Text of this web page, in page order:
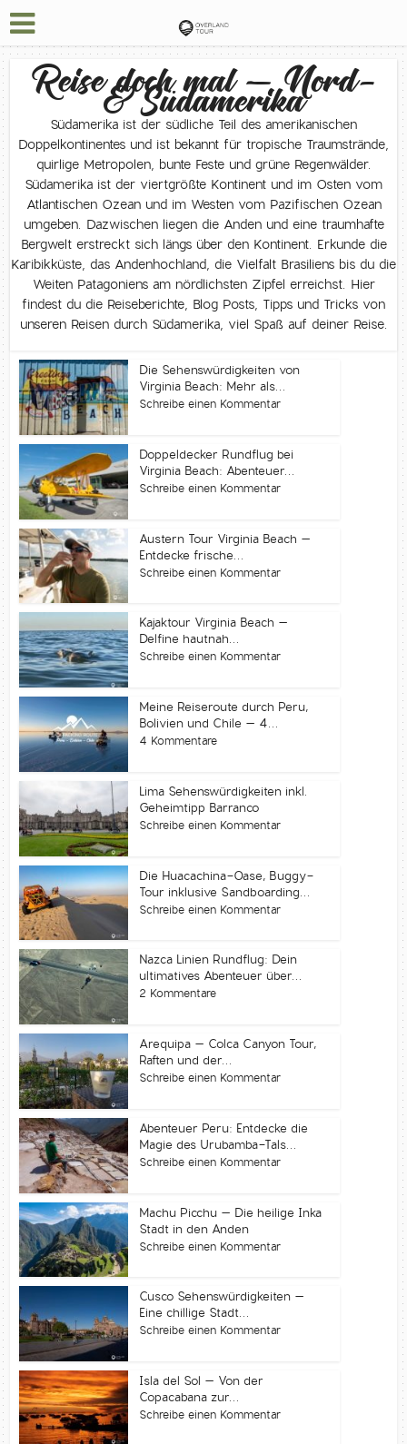
Reise doch mal – Nord-
& Südamerika
Südamerika ist der südliche Teil des amerikanischen
Doppelkontinentes und ist bekannt für tropische Traumstrände,
quirlige Metropolen, bunte Feste und grüne Regenwälder.
Südamerika ist der viertgrößte Kontinent und im Osten vom
Atlantischen Ozean und im Westen vom Pazifischen Ozean
umgeben. Dazwischen liegen die Anden und eine traumhafte
Bergwelt erstreckt sich längs über den Kontinent. Erkunde die
Karibikküste, das Andenhochland, die Vielfalt Brasiliens bis du die
Weiten Patagoniens am nördlichsten Zipfel erreichst. Hier
findest du die Reiseberichte, Blog Posts, Tipps und Tricks von
unseren Reisen durch Südamerika, viel Spaß auf deiner Reise.
Die Sehenswürdigkeiten von
Virginia Beach: Mehr als...
Schreibe einen Kommentar
Doppeldecker Rundflug bei
Virginia Beach: Abenteuer...
Schreibe einen Kommentar
Austern Tour Virginia Beach –
Entdecke frische...
Schreibe einen Kommentar
Kajaktour Virginia Beach –
Delfine hautnah...
Schreibe einen Kommentar
Meine Reiseroute durch Peru,
Bolivien und Chile – 4...
4 Kommentare
Lima Sehenswürdigkeiten inkl.
Geheimtipp Barranco
Schreibe einen Kommentar
Die Huacachina-Oase, Buggy-
Tour inklusive Sandboarding...
Schreibe einen Kommentar
Nazca Linien Rundflug: Dein
ultimatives Abenteuer über...
2 Kommentare
Arequipa – Colca Canyon Tour,
Raften und der...
Schreibe einen Kommentar
Abenteuer Peru: Entdecke die
Magie des Urubamba-Tals...
Schreibe einen Kommentar
Machu Picchu – Die heilige Inka
Stadt in den Anden
Schreibe einen Kommentar
Cusco Sehenswürdigkeiten –
Eine chillige Stadt...
Schreibe einen Kommentar
Isla del Sol – Von der
Copacabana zur...
Schreibe einen Kommentar